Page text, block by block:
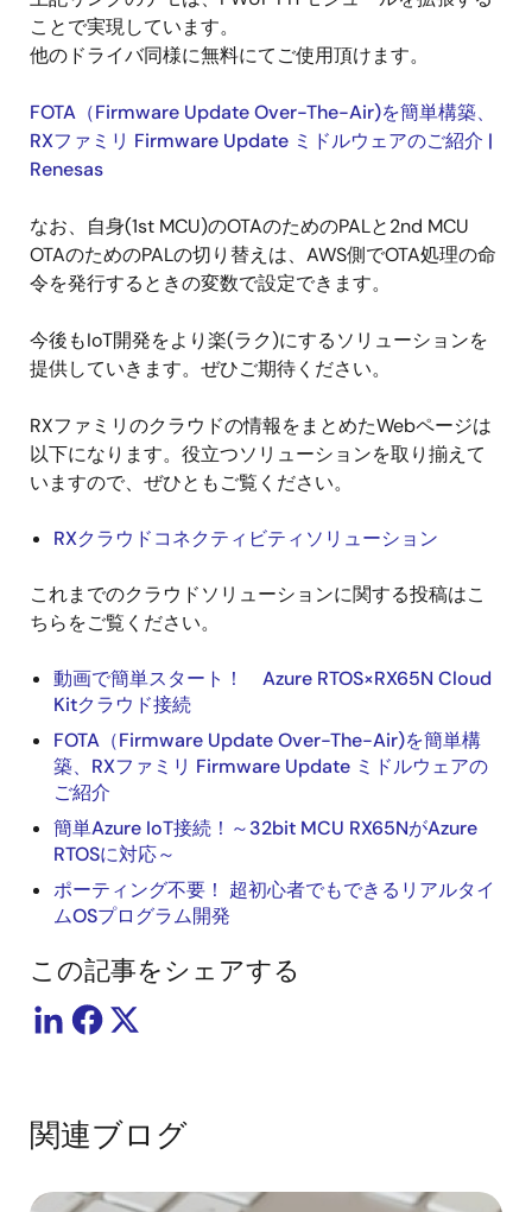
ことで実現しています。
他のドライバ同様に無料にてご使用頂けます。
FOTA（Firmware Update Over-The-Air)を簡単構築、
RXファミリ Firmware Update ミドルウェアのご紹介 |
Renesas
なお、自身(1st MCU)のOTAのためのPALと2nd MCU
OTAのためのPALの切り替えは、AWS側でOTA処理の命
令を発行するときの変数で設定できます。
今後もIoT開発をより楽(ラク)にするソリューションを
提供していきます。ぜひご期待ください。
RXファミリのクラウドの情報をまとめたWebページは
以下になります。役立つソリューションを取り揃えて
いますので、ぜひともご覧ください。
RXクラウドコネクティビティソリューション
これまでのクラウドソリューションに関する投稿はこ
ちらをご覧ください。
動画で簡単スタート！ Azure RTOS×RX65N Cloud
Kitクラウド接続
FOTA（Firmware Update Over-The-Air)を簡単構
築、RXファミリ Firmware Update ミドルウェアの
ご紹介
簡単Azure IoT接続！～32bit MCU RX65NがAzure
RTOSに対応～
ポーティング不要！ 超初心者でもできるリアルタイ
ムOSプログラム開発
この記事をシェアする
関連ブログ